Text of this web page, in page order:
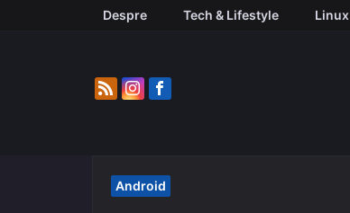
Despre Tech & Lifestyle Linux
Android